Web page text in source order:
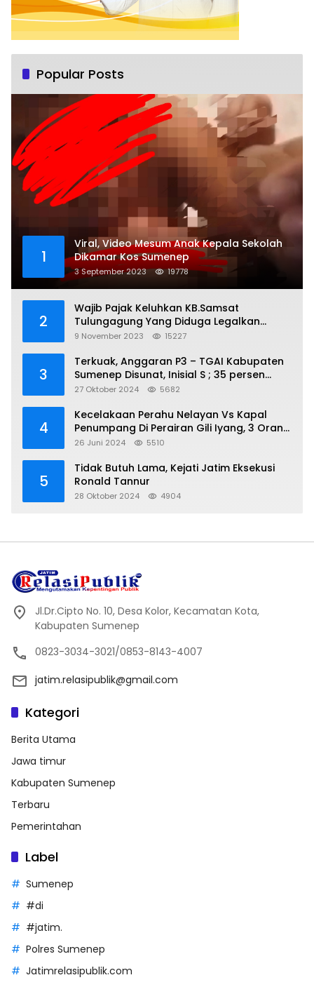
Popular Posts
1
Viral, Video Mesum Anak Kepala Sekolah
Dikamar Kos Sumenep
3 September 2023 19778
2
Wajib Pajak Keluhkan KB.Samsat
Tulungagung Yang Diduga Legalkan
Pungli
9 November 2023 15227
3
Terkuak, Anggaran P3 – TGAI Kabupaten
Sumenep Disunat, Inisial S ; 35 persen
Bagian Oknum DPR- RI
27 Oktober 2024 5682
4
Kecelakaan Perahu Nelayan Vs Kapal
Penumpang Di Perairan Gili Iyang, 3 Orang
Hilang
26 Juni 2024 5510
5
Tidak Butuh Lama, Kejati Jatim Eksekusi
Ronald Tannur
28 Oktober 2024 4904
Jl.Dr.Cipto No. 10, Desa Kolor, Kecamatan Kota,
Kabupaten Sumenep
0823-3034-3021/0853-8143-4007
jatim.relasipublik@gmail.com
Kategori
Berita Utama
Jawa timur
Kabupaten Sumenep
Terbaru
Pemerintahan
Label
Sumenep
#di
#jatim.
Polres Sumenep
Jatimrelasipublik.com